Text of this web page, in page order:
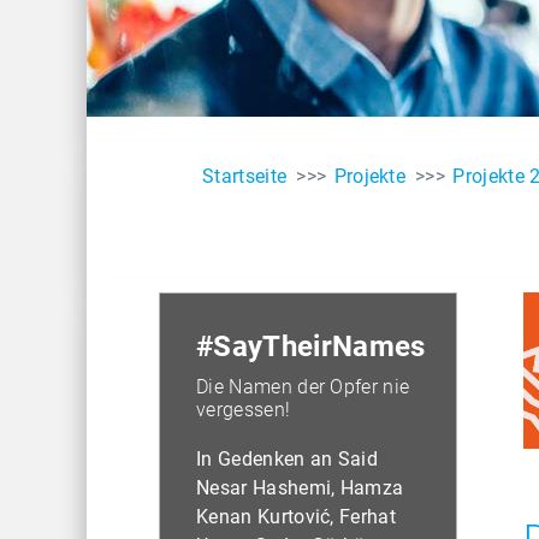
Startseite Projekte Projekte
#SayTheirNames
Die Namen der Opfer nie
vergessen!
In Gedenken an Said
Nesar Hashemi, Hamza
Kenan Kurtović, Ferhat